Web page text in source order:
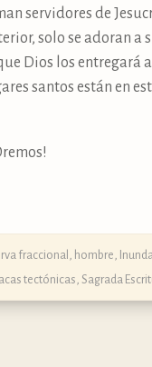
servidores de
solo se adoran a
Dios los entregará
santos están en
fraccional hombre
tectónicas Sagrada